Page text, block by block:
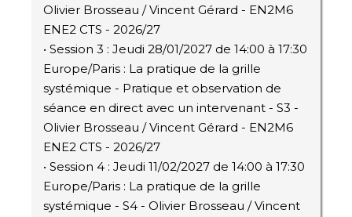
Olivier Brosseau / Vincent Gérard - EN2M6
ENE2 CTS - 2026/27
• Session 3 : Jeudi 28/01/2027 de 14:00 à 17:30
Europe/Paris : La pratique de la grille
systémique - Pratique et observation de
séance en direct avec un intervenant - S3 -
Olivier Brosseau / Vincent Gérard - EN2M6
ENE2 CTS - 2026/27
• Session 4 : Jeudi 11/02/2027 de 14:00 à 17:30
Europe/Paris : La pratique de la grille
systémique - S4 - Olivier Brosseau / Vincent